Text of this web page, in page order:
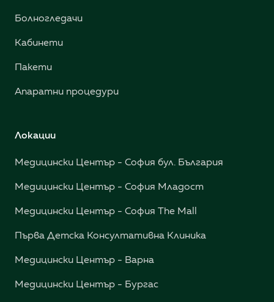
Болногледачи
Кабинети
Пакети
Апаратни процедури
Локации
Медицински Център - София бул. България
Медицински Център - София Младост
Медицински Център - София The Mall
Първа Детска Консултативна Клиника
Медицински Център - Варна
Медицински Център - Бургас